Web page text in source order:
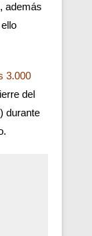
además
3.000
del
durante